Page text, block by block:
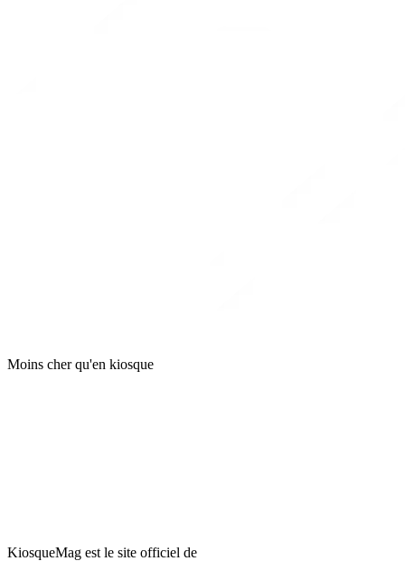
Moins cher qu'en kiosque
KiosqueMag est le site officiel de